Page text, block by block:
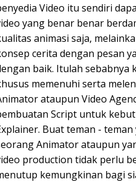
Video itu sendiri
yang benar benar
animasi saja,
cerita dengan pesan
baik. Itulah sebabnya
memenuhi serta
ataupun Video
Script untuk
Buat teman -
Animator ataupun
production tidak perlu
kemungkinan bagi